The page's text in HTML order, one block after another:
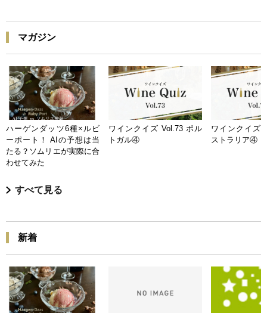
マガジン
ハーゲンダッツ6種×ルビ
ーポート！ AIの予想は当
たる？ソムリエが実際に合
わせてみた
ワインクイズ Vol.73 ポル
トガル④
ワインクイズ
ストラリア④
すべて見る
新着